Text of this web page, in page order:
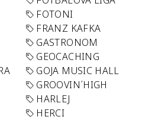
FOTONI
FRANZ KAFKA
GASTRONOM
GEOCACHING
GOJA MUSIC HALL
GROOVIN´HIGH
HARLEJ
HERCI